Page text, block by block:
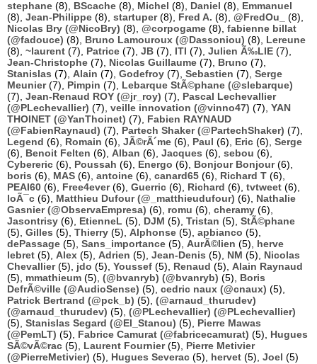
stephane (8), BScache (8), Michel (8), Daniel (8), Emmanuel
(8), Jean-Philippe (8), startuper(8), Fred A. (8), @FredOu_
(8),
Nicolas Bry (@NicoBry) (8), @corpogame (8), fabienne billat
(@fadouce) (8), Bruno Lamouroux (@Dassoniou) (8), Lereune
(8), ~laurent (7), Patrice (7), JB (7), ITI (7), Julien Ã‰LIE (7),
Jean-Christophe (7), Nicolas Guillaume (7), Bruno (7),
Stanislas (7), Alain (7), Godefroy (7), Sebastien (7), Serge
Meunier(7), Pimpin (7), Lebarque StÃ©phane (@slebarque)
(7), Jean-Renaud ROY (@jr_roy) (7), Pascal Lechevallier
(@PLechevallier) (7), veille innovation (@vinno47) (7), YAN
THOINET (@YanThoinet) (7), Fabien RAYNAUD
(@FabienRaynaud) (7), Partech Shaker (@PartechShaker) (7),
Legend (6), Romain (6), JÃ©rÃ´me (6), Paul (6), Eric (6), Serge
(6), Benoit Felten (6), Alban (6), Jacques (6), sebou (6),
Cybereric (6), Poussah (6), Energo (6), Bonjour Bonjour(6),
boris (6), MAS (6), antoine (6), canard65 (6), Richard T (6),
PEAI60 (6), Free4ever(6), Guerric (6), Richard (6), tvtweet (6),
loÃ¯c (6), Matthieu Dufour (@_matthieudufour) (6), Nathalie
Gasnier (@ObservaEmpresa) (6), romu (6), cheramy (6),
Jasontrisy (6), EtienneL (5), DJM (5), Tristan (5), StÃ©phane
(5), Gilles (5), Thierry (5), Alphonse (5), apbianco (5),
dePassage (5), Sans_importance (5), AurÃ©lien (5), herve
lebret (5), Alex (5), Adrien (5), Jean-Denis (5), NM (5), Nicolas
Chevallier(5), jdo (5), Youssef (5), Renaud (5), Alain Raynaud
(5), mmathieum (5), (@bvanryb) (@bvanryb) (5), Boris
DefrÃ©ville (@AudioSense) (5), cedric naux (@cnaux) (5),
Patrick Bertrand (@pck_b) (5), (@arnaud_thurudev)
(@arnaud_thurudev) (5), (@PLechevallier) (@PLechevallier)
(5), Stanislas Segard (@El_Stanou) (5), Pierre Mawas
(@PemLT) (5), Fabrice Camurat (@fabricecamurat) (5), Hugues
SÃ©vÃ©rac (5), Laurent Fournier(5), Pierre Metivier
(@PierreMetivier) (5), Hugues Severac (5), hervet (5), Joel (5)